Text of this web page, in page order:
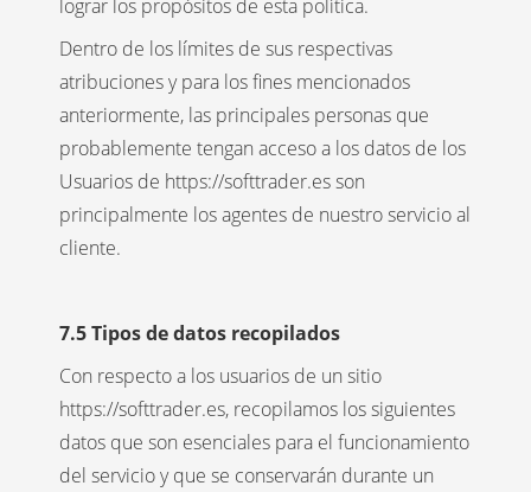
lograr los propósitos de esta política.
Dentro de los límites de sus respectivas
atribuciones y para los fines mencionados
anteriormente, las principales personas que
probablemente tengan acceso a los datos de los
Usuarios de https://softtrader.es son
principalmente los agentes de nuestro servicio al
cliente.
7.5 Tipos de datos recopilados
Con respecto a los usuarios de un sitio
https://softtrader.es, recopilamos los siguientes
datos que son esenciales para el funcionamiento
del servicio y que se conservarán durante un